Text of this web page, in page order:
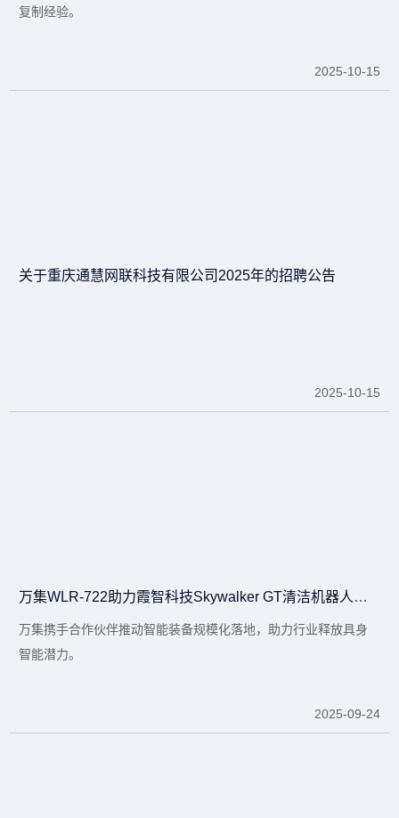
复制经验。
2025-10-15
关于重庆通慧网联科技有限公司2025年的招聘公告
2025-10-15
万集WLR-722助力霞智科技Skywalker GT清洁机器人亮相德国柏林CMS展
万集携手合作伙伴推动智能装备规模化落地，助力行业释放具身
智能潜力。
2025-09-24